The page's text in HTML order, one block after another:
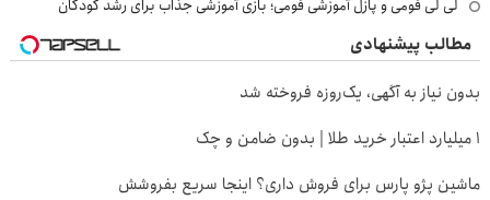
لی لی فومی و پازل آموزشی فومی؛ بازی آموزشی جذاب برای رشد کودکان
مطالب پیشنهادی
بدون نیاز به آگهی، یک‌روزه فروخته شد
۱ میلیارد اعتبار خرید طلا | بدون ضامن و چک
ماشین پژو پارس برای فروش داری؟ اینجا سریع بفروشش